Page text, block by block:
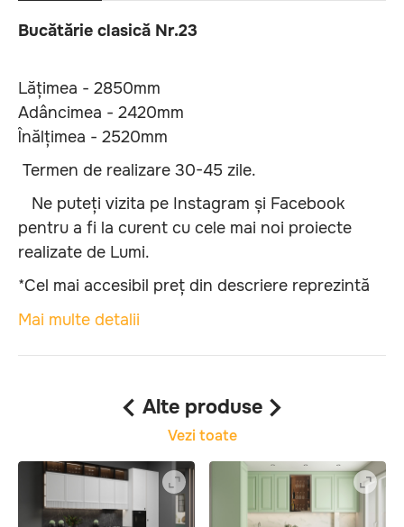
Bucătărie clasică Nr.23
Lățimea - 2850mm
Adâncimea - 2420mm
Înălțimea - 2520mm
Termen de realizare 30-45 zile.
Ne puteți vizita pe Instagram și Facebook
pentru a fi la curent cu cele mai noi proiecte
realizate de Lumi.
*Cel mai accesibil preț din descriere reprezintă
cea mai mică sumă cu care puteți achiziționa
texturile inițiale. Se modifică doar tipul
Mai multe detalii
Alte produse
Vezi toate